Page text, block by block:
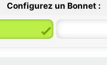
Configurez un Bonnet :